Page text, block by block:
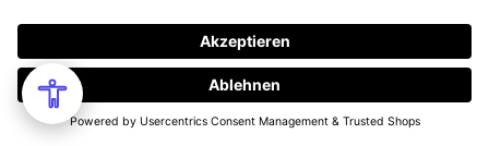
Datenschutzerklärung
Widerrufsbelehrung